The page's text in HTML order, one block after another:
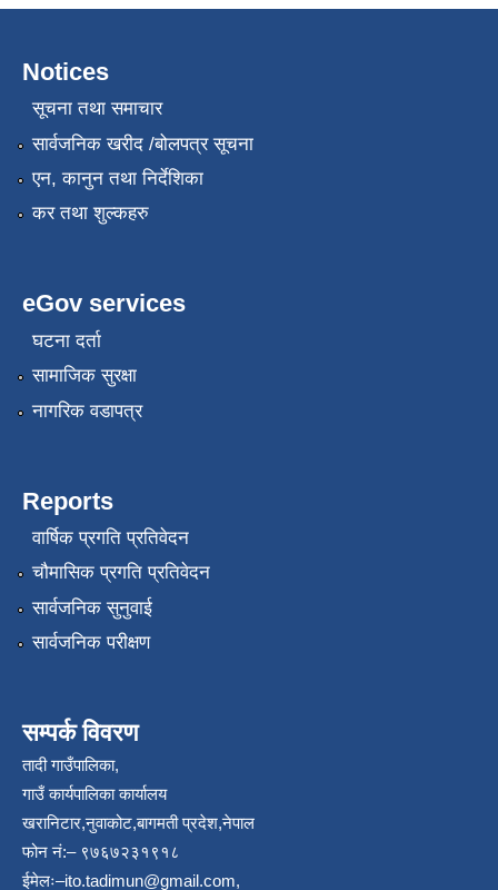
Notices
सूचना तथा समाचार
सार्वजनिक खरीद /बोलपत्र सूचना
एन, कानुन तथा निर्देशिका
कर तथा शुल्कहरु
eGov services
घटना दर्ता
सामाजिक सुरक्षा
नागरिक वडापत्र
Reports
वार्षिक प्रगति प्रतिवेदन
चौमासिक प्रगति प्रतिवेदन
सार्वजनिक सुनुवाई
सार्वजनिक परीक्षण
सम्पर्क विवरण
तादी गाउँपालिका,
गाउँ कार्यपालिका कार्यालय
खरानिटार,नुवाकोट,बागमती प्रदेश,नेपाल
फोन नं:– ९७६७२३१९१८
ईमेलः–ito.tadimun@gmail.com,